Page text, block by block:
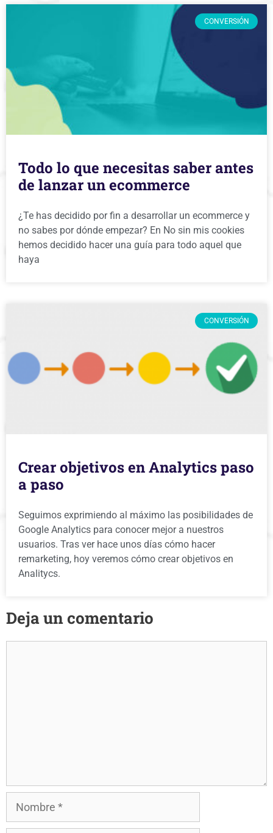
CONVERSIÓN
Todo lo que necesitas saber antes
de lanzar un ecommerce
¿Te has decidido por fin a desarrollar un ecommerce y
no sabes por dónde empezar? En No sin mis cookies
hemos decidido hacer una guía para todo aquel que
haya
CONVERSIÓN
Crear objetivos en Analytics paso
a paso
Seguimos exprimiendo al máximo las posibilidades de
Google Analytics para conocer mejor a nuestros
usuarios. Tras ver hace unos días cómo hacer
remarketing, hoy veremos cómo crear objetivos en
Analitycs.
Deja un comentario